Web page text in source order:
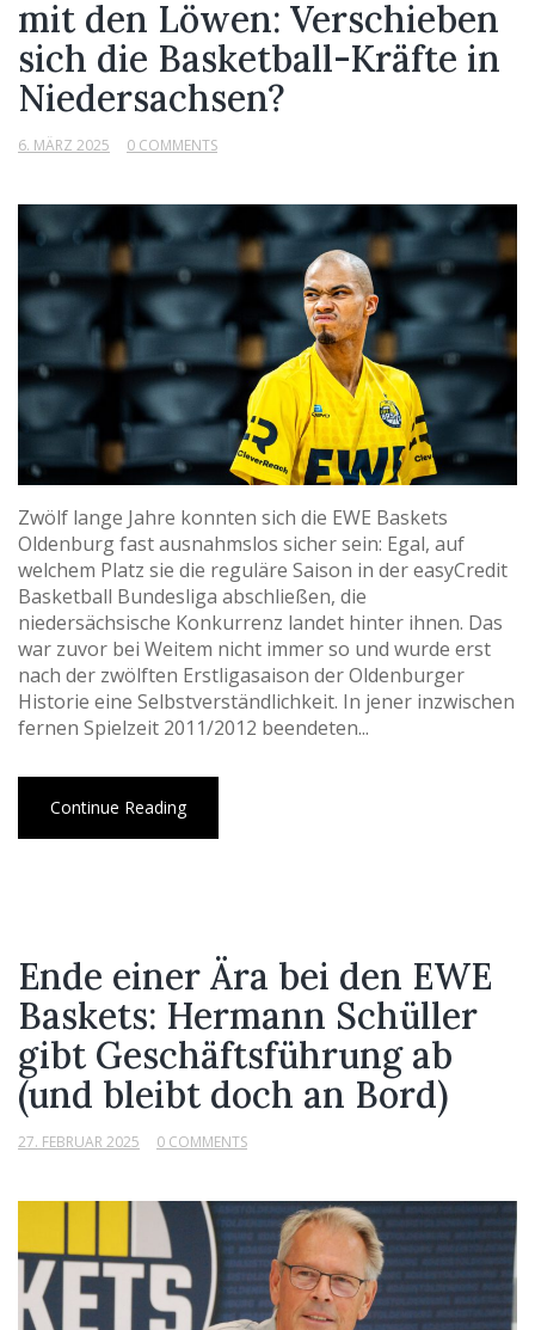
mit den Löwen: Verschieben
sich die Basketball-Kräfte in
Niedersachsen?
6. MÄRZ 2025 0 COMMENTS
Zwölf lange Jahre konnten sich die EWE Baskets
Oldenburg fast ausnahmslos sicher sein: Egal, auf
welchem Platz sie die reguläre Saison in der easyCredit
Basketball Bundesliga abschließen, die
niedersächsische Konkurrenz landet hinter ihnen. Das
war zuvor bei Weitem nicht immer so und wurde erst
nach der zwölften Erstligasaison der Oldenburger
Historie eine Selbstverständlichkeit. In jener inzwischen
fernen Spielzeit 2011/2012 beendeten...
Continue Reading
Ende einer Ära bei den EWE
Baskets: Hermann Schüller
gibt Geschäftsführung ab
(und bleibt doch an Bord)
27. FEBRUAR 2025 0 COMMENTS